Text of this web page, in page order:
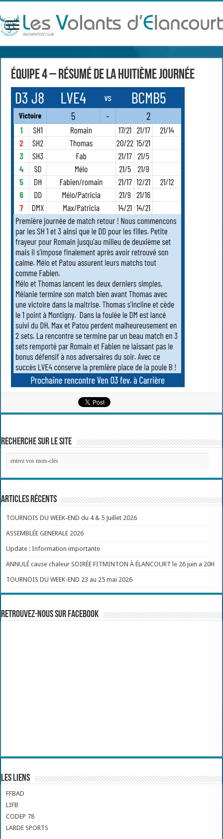
Équipe 4 – Résumé de la huitième journée
Recherche sur le site
Articles récents
TOURNOIS DU WEEK-END du 4 & 5 Juillet 2026
ASSEMBLÉE GENERALE 2026
Update : Information importante
ANNULÉ cause chaleur SOIRÉE FITMINTON À ÉLANCOURT le 26 juin a 20H
TOURNOIS DU WEEK-END 23 au 25 mai 2026
Retrouvez-nous sur Facebook
Les liens
FFBAD
LIFB
CODEP 78
LARDE SPORTS